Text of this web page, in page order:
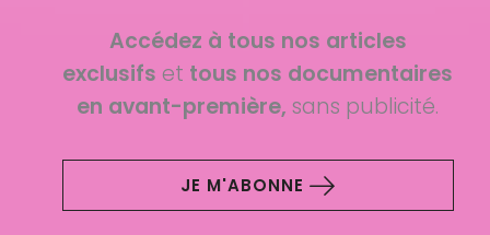
Accédez à tous nos articles
exclusifs et tous nos documentaires
en avant-première,sans publicité.
JE M'ABONNE